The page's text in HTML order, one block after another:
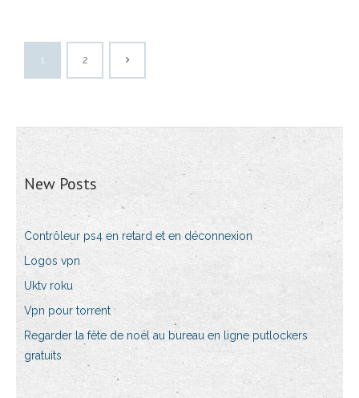
1 2
New Posts
Contrôleur ps4 en retard et en déconnexion
Logos vpn
Uktv roku
Vpn pour torrent
Regarder la fête de noël au bureau en ligne putlockers
gratuits